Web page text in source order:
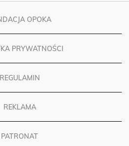
OPOKA
PRYWATNOŚCI
REGULAMIN
REKLAMA
PATRONAT